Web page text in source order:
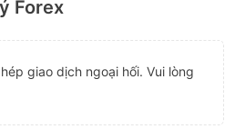
Forex
giao dịch ngoại hối. Vui lòng